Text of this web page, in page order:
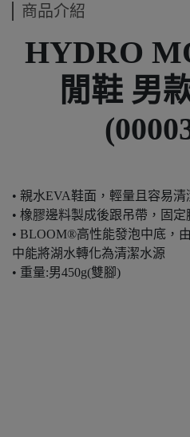
商品介紹
HYDRO
閒鞋 男
• 親水EVA鞋面，輕量且容易清
• 橡膠邊料製成後跟吊帶，固定
• BLOOM®高性能發泡中底，
中能將湖水轉化為清潔水源
• 重量:男450g(雙腳)